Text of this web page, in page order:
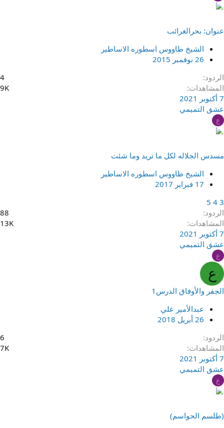
عنوان: بحر‌الغرائب
الشيخ طاووس اسطوره الاساطير
26 نوفمبر 2015
الردود
4
المشاهدات
9K
7 أكتوبر 2021
عشق التميمي
ع
مسدس الجلاله لكل ما تريد وما شئت
الشيخ طاووس اسطوره الاساطير
17 فبراير 2017
3
4
5
الردود
88
المشاهدات
13K
7 أكتوبر 2021
عشق التميمي
ع
ع
الجفر والأوفاق الدرس1
عبدالأمير علي
26 أبريل 2018
الردود
6
المشاهدات
7K
7 أكتوبر 2021
عشق التميمي
ع
(طلسم الحواسم)